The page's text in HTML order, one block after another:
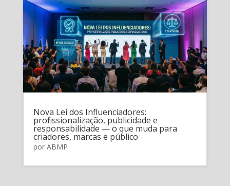
Nova Lei dos Influenciadores:
profissionalização, publicidade e
responsabilidade — o que muda para
criadores, marcas e público
por ABMP